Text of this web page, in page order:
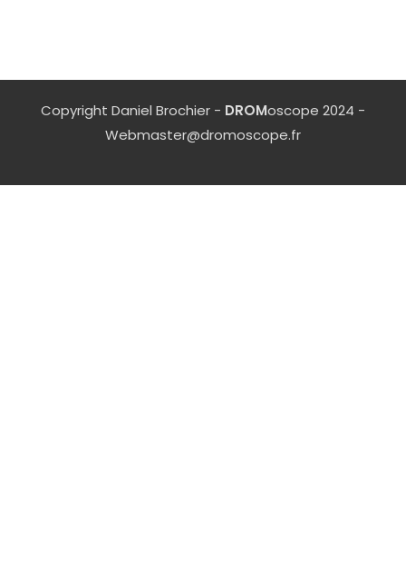
Copyright Daniel Brochier - DROMoscope 2024 -
Webmaster@dromoscope.fr